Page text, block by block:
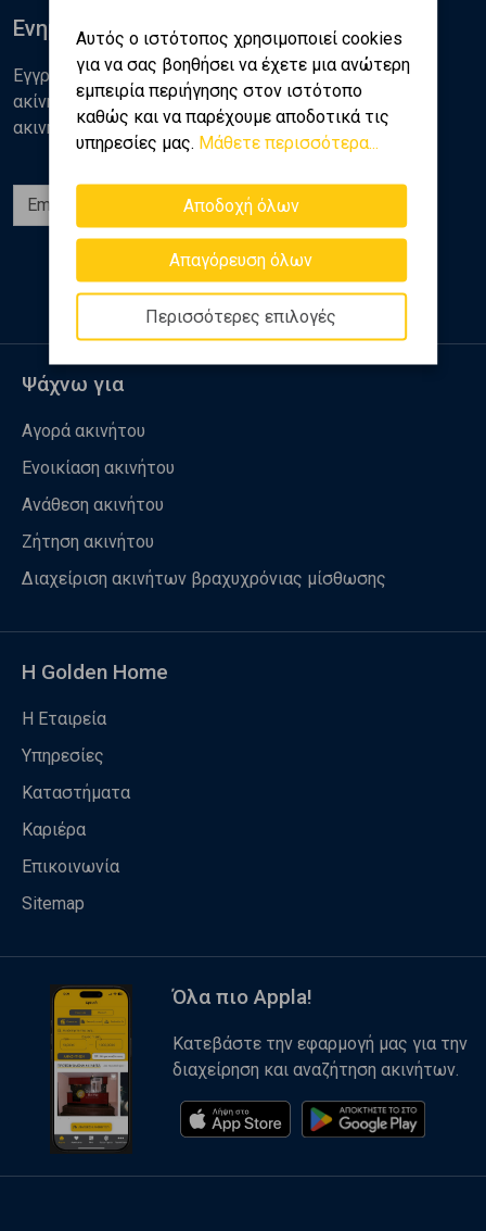
Αυτός ο ιστότοπος χρησιμοποιεί cookies
για να σας βοηθήσει να έχετε μια ανώτερη
εμπειρία περιήγησης στον ιστότοπο
καθώς και να παρέχουμε αποδοτικά τις
υπηρεσίες μας. Μάθετε περισσότερα...
Αποδοχή όλων
Απαγόρευση όλων
Περισσότερες επιλογές
Ενημερωθείτε
Εγγραφείτε στο newsletter της Golden Home για νέα
ακίνητα, αναλύσεις και διάφορα θέματα της αγοράς
ακινήτων
Εγγραφή
Ακολουθήστε μας
Ψάχνω για
Αγορά ακινήτου
Ενοικίαση ακινήτου
Ανάθεση ακινήτου
Ζήτηση ακινήτου
Διαχείριση ακινήτων βραχυχρόνιας μίσθωσης
Η Golden Home
Η Εταιρεία
Υπηρεσίες
Καταστήματα
Καριέρα
Επικοινωνία
Sitemap
Όλα πιο Appla!
Κατεβάστε την εφαρμογή μας για την
διαχείρηση και αναζήτηση ακινήτων.